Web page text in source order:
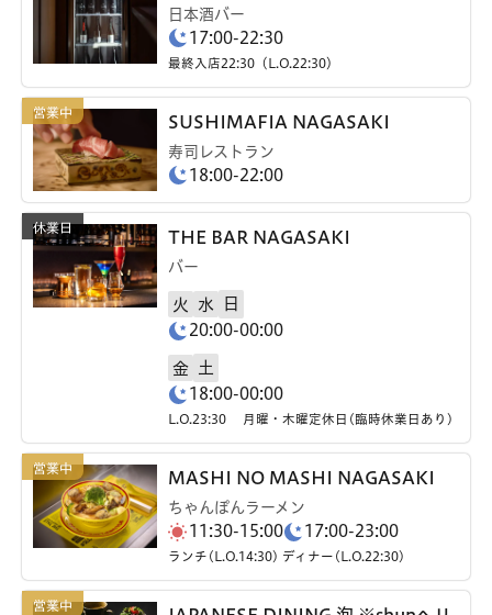
日本酒バー
17:00-22:30
最終入店22:30（L.O.22:30）
SUSHIMAFIA NAGASAKI
寿司レストラン
18:00-22:00
THE BAR NAGASAKI
バー
火 水
日
20:00-00:00
金
土
18:00-00:00
L.O.23:30 月曜・木曜定休日(臨時休業日あり)
MASHI NO MASHI NAGASAKI
ちゃんぽんラーメン
11:30-15:00 17:00-23:00
ランチ(L.O.14:30) ディナー(L.O.22:30)